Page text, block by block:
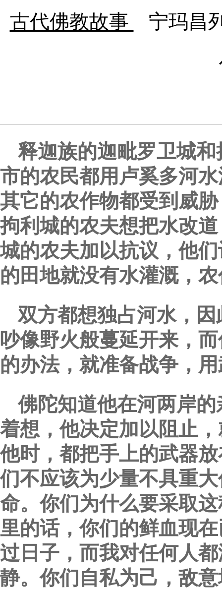
古代佛教故事
宁玛昌
释迦族的迦毗罗卫城
市的农民都用卢奚多河
其它的农作物都受到威
拘利城的农夫想把水改
城的农夫加以抗议，他
的田地就没有水灌溉，
双方都想独占河水，
吵像野火般蔓延开来，
的办法，就准备战争，
佛陀知道他在河两岸
着想，他决定加以阻止
他时，都把手上的武器
们不应该为少量不具重
命。你们为什么要采取
里的话，你们的鲜血现
过日子，而我对任何人
静。你们自私为己，敌